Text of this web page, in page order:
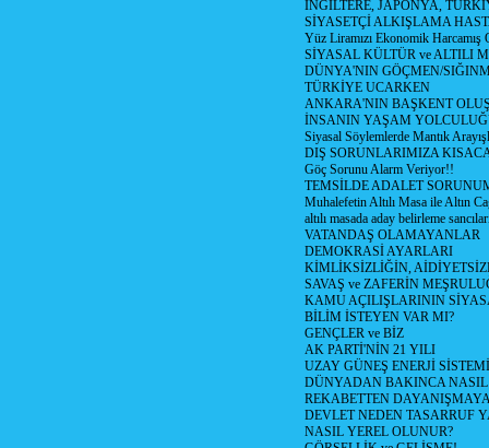
İNGİLTERE, JAPONYA,
SİYASETÇİ ALKIŞLAMA
Yüz Liramızı Ekonomik Harcamış
SİYASAL KÜLTÜR ve ALTILI
DÜNYA'NIN GÖÇMEN/
TÜRKİYE UCARKEN
ANKARA'NIN BAŞKENT
İNSANIN YAŞAM
Siyasal Söylemlerde Mantık
DIŞ SORUNLARIMIZA
Göç Sorunu Alarm Veriyor!!
TEMSİLDE ADALET
Muhalefetin Altılı Masa ile Altın
altılı masada aday belirleme
VATANDAŞ OLAMAYANLAR
DEMOKRASİ AYARLARI
KİMLİKSİZLİĞİN,
SAVAŞ ve ZAFERİN
KAMU AÇILIŞLARININ
BİLİM İSTEYEN VAR MI?
GENÇLER ve BİZ
AK PARTİ'NİN 21 YILI
UZAY GÜNEŞ ENERJİ SİSTEMİ
DÜNYADAN BAKINCA
REKABETTEN
DEVLET NEDEN TASARRUF
NASIL YEREL OLUNUR?